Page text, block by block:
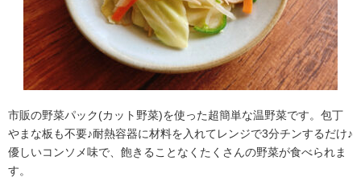
市販の野菜パック(カット野菜)を使った超簡単な温野菜です。包丁
やまな板も不要♪耐熱容器に材料を入れてレンジで3分チンするだけ♪
優しいコンソメ味で、飽きることなくたくさんの野菜が食べられま
す。